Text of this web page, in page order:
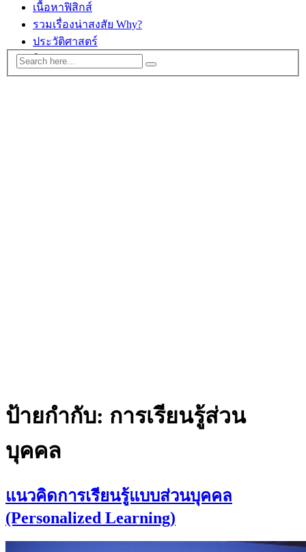
เนื้อหาฟิสิกส์
รวมเรื่องน่าสงสัย Why?
ประวัติศาสตร์
ติดต่อ
ป้ายกำกับ: การเรียนรู้ส่วน
บุคคล
แนวคิดการเรียนรู้แบบส่วนบุคคล
(Personalized Learning)